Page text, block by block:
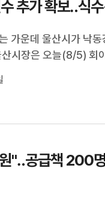
추가 확보‥식
가운데 울산시가 낙
시장은 오늘(8/5) 회
연결되지 않은 울산
"‥공급책 200